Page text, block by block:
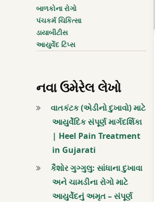
બાળકોના રોગો
પંચકર્મ ચિકિત્સા
ડાયાબીટીસ
આયુર્વેદ ટિપ્સ
નવા ઉમેરેલ લેખો
વાતકંટક (એડીનો દુખાવો) માટે
આયુર્વેદિક સંપૂર્ણ માર્ગદર્શિકા
| Heel Pain Treatment
in Gujarati
કૈશોર ગુગ્ગુલુ: સાંધાના દુખાવા
અને ચામડીના રોગો માટે
આયુર્વેદનું અમૃત – સંપૂર્ણ